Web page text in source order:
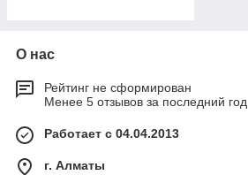
О нас
Рейтинг не сформирован
Менее 5 отзывов за последний год
Работает с 04.04.2013
г. Алматы